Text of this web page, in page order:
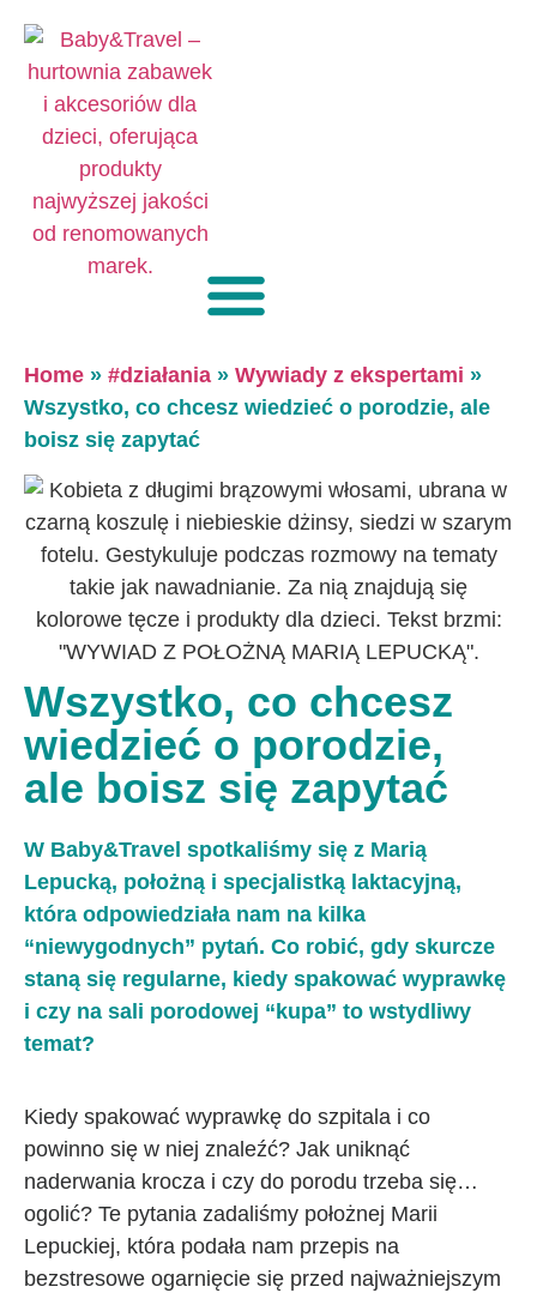
Home » #działania » Wywiady z ekspertami »
Wszystko, co chcesz wiedzieć o porodzie, ale
boisz się zapytać
Wszystko, co chcesz
wiedzieć o porodzie,
ale boisz się zapytać
W Baby&Travel spotkaliśmy się z Marią
Lepucką, położną i specjalistką laktacyjną,
która odpowiedziała nam na kilka
“niewygodnych” pytań. Co robić, gdy skurcze
staną się regularne, kiedy spakować wyprawkę
i czy na sali porodowej “kupa” to wstydliwy
temat?
Kiedy spakować wyprawkę do szpitala i co
powinno się w niej znaleźć? Jak uniknąć
naderwania krocza i czy do porodu trzeba się…
ogolić? Te pytania zadaliśmy położnej Marii
Lepuckiej, która podała nam przepis na
bezstresowe ogarnięcie się przed najważniejszym